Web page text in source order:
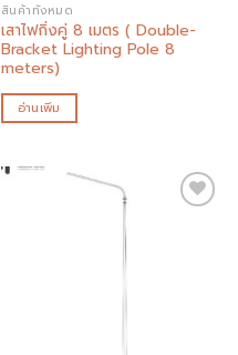
สินค้าทั้งหมด
เสาไฟกิ่งคู่ 8 เมตร ( Double-
Bracket Lighting Pole 8
meters)
อ่านเพิ่ม